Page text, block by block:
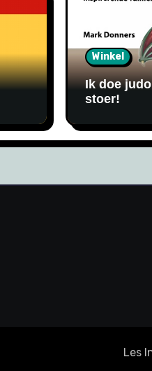
Winkel
Ik doe
stoer!
Les